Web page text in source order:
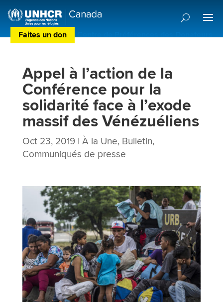
Faites un don Centre de Préférences des Donateurs
Appel à l’action de la
Conférence pour la
solidarité face à l’exode
massif des Vénézuéliens
Oct 23, 2019| À la Une, Bulletin,
Communiqués de presse